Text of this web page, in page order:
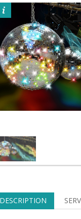
©pixabay
DESCRIPTION